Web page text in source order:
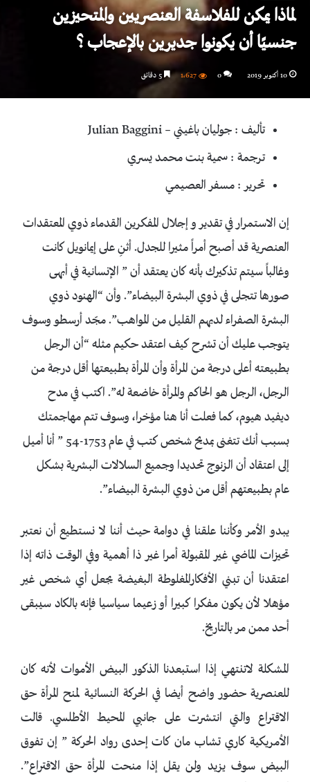
لماذا يمكن للفلاسفة العنصريين والمتحيزين
جنسيًا أن يكونوا جديرين بالإعجاب ؟
10 أكتوبر 2019 0 1٬627
تأليف : جوليان باغيني – Julian Baggini
ترجمة : سمية بنت محمد يسري
تحرير : مسفر العصيمي
إن الاستمرار في تقدير و إجلال المفكرين القدماء ذوي المعتقدات
العنصرية قد أصبح أمراً مثيرا للجدل. أثنِ على إيمانويل كانت
وغالباً سيتم تذكيرك بأنه كان يعتقد أن ” الإنسانية في أبهى
صورها تتجلى في ذوي البشرة البيضاء”. وأن “الهنود ذوي
البشرة الصفراء لديهم القليل من المواهب”. مجّد أرسطو وسوف
يتوجب عليك أن تشرح كيف اعتقد حكيم مثله “أن الرجل
بطبيعته أعلى درجة من المرأة وأن المرأة بطبيعتها أقل درجة من
الرجل، الرجل هو الحاكم والمرأة خاضعة له”. اكتب في مدح
ديفيد هيوم، كما فعلت أنا هنا مؤخرا، وسوف تتم مهاجمتك
بسبب أنك تتغنى بمديح شخص كتب في عام 1753-54 ” أنا أميل
إلى اعتقاد أن الزنوج تحديدا وجميع السلالات البشرية بشكل
عام بطبيعتهم أقل من ذوي البشرة البيضاء”.
يبدو الأمر وكأننا علقنا في دوامة حيث أننا لا نستطيع أن نعتبر
تحيزات الماضي غير المقبولة أمرا غير ذا أهمية وفي الوقت ذاته إذا
اعتقدنا أن تبني الأفكارالمغلوطة البغيضة يجعل أي شخص غير
مؤهلا لأن يكون مفكرا كبيرا أو زعيما سياسيا فإنه بالكاد سيبقى
أحد ممن مر بالتاريخ.
المشكلة لاتنتهي إذا استبعدنا الذكور البيض الأموات لأنه كان
للعنصرية حضور واضح أيضا في الحركة النسائية لمنح المرأة حق
الاقتراع والتي انتشرت على جانبي المحيط الأطلسي. قالت
الأمريكية كاري تشاب مان كات إحدى رواد الحركة ” إن تفوق
البيض سوف يزيد ولن يقل إذا منحت المرأة حق الاقتراع”.